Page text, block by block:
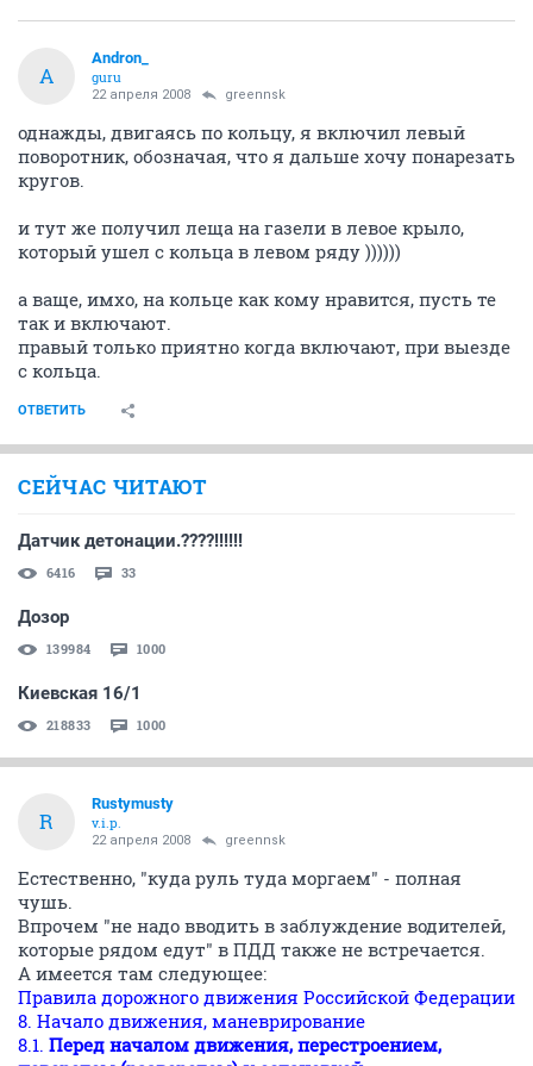
A
Andron_
guru
22 апреля 2008 greennsk
однажды, двигаясь по кольцу, я включил левый
поворотник, обозначая, что я дальше хочу понарезать
кругов.
и тут же получил леща на газели в левое крыло,
который ушел с кольца в левом ряду ))))))
а ваще, имхо, на кольце как кому нравится, пусть те
так и включают.
правый только приятно когда включают, при выезде
с кольца.
ОТВЕТИТЬ
СЕЙЧАС ЧИТАЮТ
Датчик детонации.????!!!!!!
6416 33
Дозор
139984 1000
Киевская 16/1
218833 1000
R
Rustymusty
v.i.p.
22 апреля 2008 greennsk
Естественно, "куда руль туда моргаем" - полная
чушь.
Впрочем "не надо вводить в заблуждение водителей,
которые рядом едут" в ПДД также не встречается.
А имеется там следующее:
Правила дорожного движения Российской Федерации
8. Начало движения, маневрирование
8.1. Перед началом движения, перестроением,